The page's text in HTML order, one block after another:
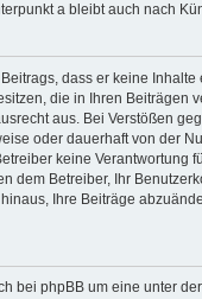
a bleibt auch nach
dass er keine
die in Ihren Beiträgen
aus. Bei Verstößen
oder dauerhaft von der
keine Verantwortung
dem Betreiber, Ihr
Ihre Beiträge
bei phpBB um eine unter der